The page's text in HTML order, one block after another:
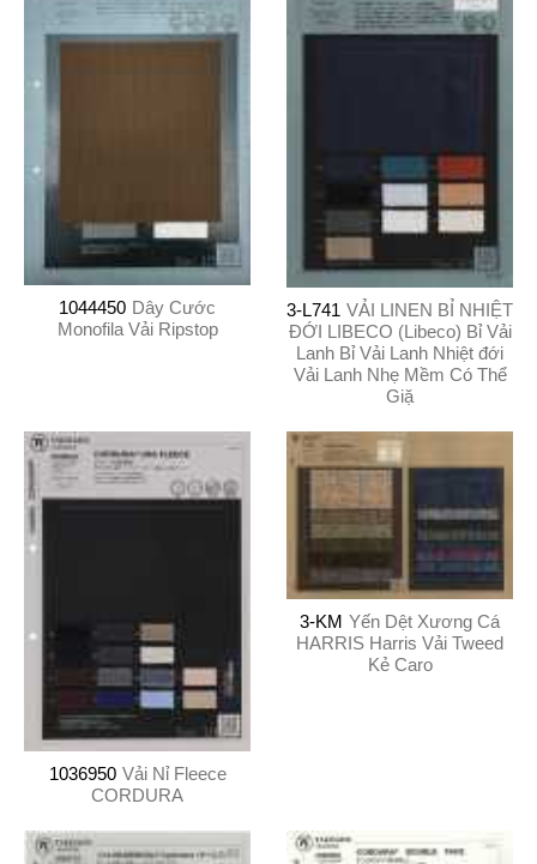
1044450 Dây Cước
Monofila Vải Ripstop
3-L741 VẢI LINEN BỈ NHIỆT
ĐỚI LIBECO (Libeco) Bỉ Vải
Lanh Bỉ Vải Lanh Nhiệt đới
Vải Lanh Nhẹ Mềm Có Thể
Giặ
1036950 Vải Nỉ Fleece
CORDURA
3-KM Yến Dệt Xương Cá
HARRIS Harris Vải Tweed
Kẻ Caro